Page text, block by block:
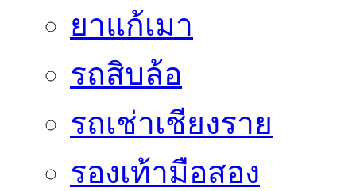
ยาแก้เมา
รถสิบล้อ
รถเช่าเชียงราย
รองเท้ามือสอง